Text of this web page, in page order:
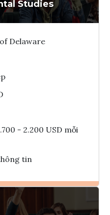
Studies
Delaware
- 2.200 USD mỗi
tin
Ghi danh